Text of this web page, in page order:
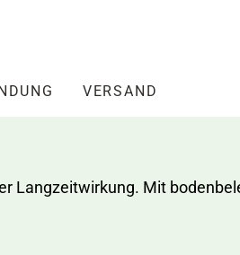
VERSAND
Langzeitwirkung. Mit